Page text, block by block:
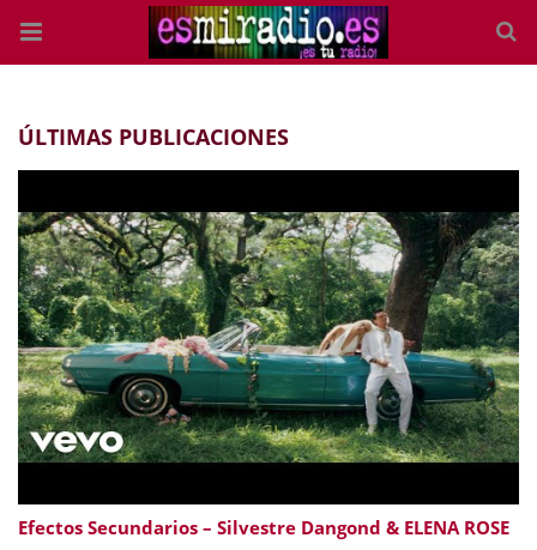
ÚLTIMAS PUBLICACIONES
Efectos Secundarios – Silvestre Dangond & ELENA ROSE